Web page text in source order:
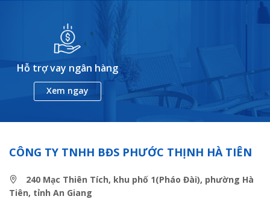
Hỗ trợ vay ngân hàng
Xem ngay
CÔNG TY TNHH BĐS PHƯỚC THỊNH HÀ TIÊN
240 Mạc Thiên Tích, khu phố 1(Pháo Đài), phường Hà
Tiên, tỉnh An Giang